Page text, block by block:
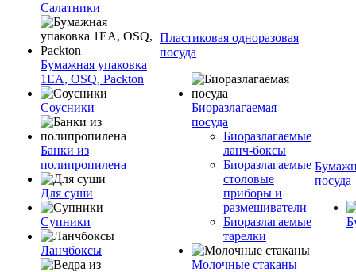
Салатники
Бумажная упаковка
1ЕА, OSQ, Packton
Соусники
Банки из
полипропилена
Для суши
Супники
Ланчбоксы
Пластиковая одноразовая
посуда
Биоразлагаемая
посуда
Биоразлагаемые
ланч-боксы
Биоразлагаемые
столовые
приборы и
размешиватели
Биоразлагаемые
тарелки
Молочные стаканы
посуда